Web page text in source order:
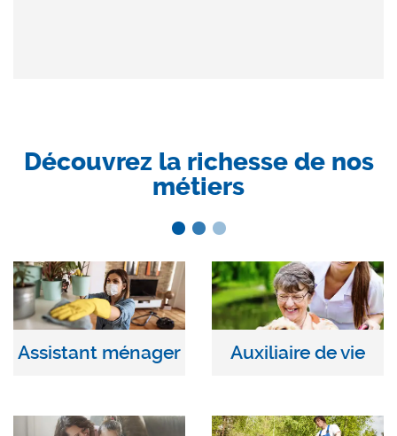
Découvrez la richesse de nos
métiers
Assistant ménager Auxiliaire de vie